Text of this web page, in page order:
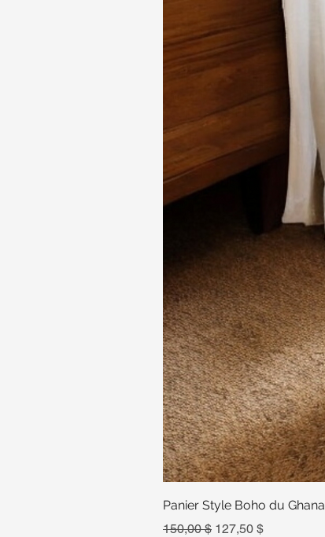
Panier Style Boho du Ghana
Prix original
150,00 $ Prix promotionnel
127,50 $